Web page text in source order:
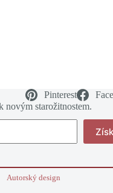
Pinterest
novým starožitnostem.
Autorský design